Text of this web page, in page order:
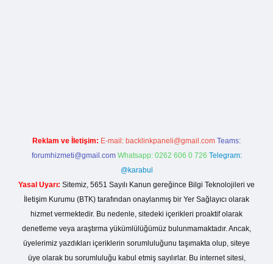
Reklam ve İletişim: E-mail: backlinkpaneli@gmail.com Teams:
forumhizmeti@gmail.com Whatsapp: 0262 606 0 726 Telegram:
@karabul
Yasal Uyarı: Sitemiz, 5651 Sayılı Kanun gereğince Bilgi Teknolojileri ve
İletişim Kurumu (BTK) tarafından onaylanmış bir Yer Sağlayıcı olarak
hizmet vermektedir. Bu nedenle, sitedeki içerikleri proaktif olarak
denetleme veya araştırma yükümlülüğümüz bulunmamaktadır. Ancak,
üyelerimiz yazdıkları içeriklerin sorumluluğunu taşımakta olup, siteye
üye olarak bu sorumluluğu kabul etmiş sayılırlar. Bu internet sitesi,